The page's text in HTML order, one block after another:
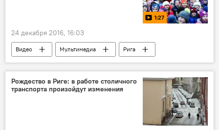
1:27
24 декабря 2016, 16:03
Видео Мультимедиа
Рига
Дед Мороз
Рождество в Риге: в работе столичного
транспорта произойдут изменения